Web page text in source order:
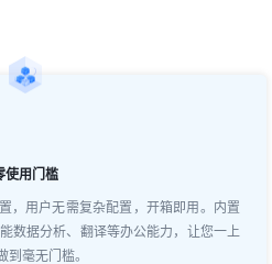
使用门槛
，用户无需复杂配置，开箱即用。内置
数据分析、翻译等办公能力，让您一上
毫无门槛。